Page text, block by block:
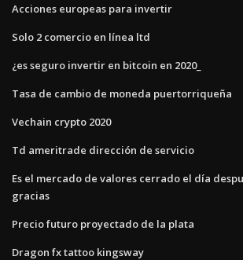
Acciones europeas para invertir
Solo 2 comercio en línea ltd
¿es seguro invertir en bitcoin en 2020_
Tasa de cambio de moneda puertorriqueña
Vechain crypto 2020
Td ameritrade dirección de servicio
Es el mercado de valores cerrado el día
gracias
Precio futuro proyectado de la plata
Dragon fx tattoo kingsway